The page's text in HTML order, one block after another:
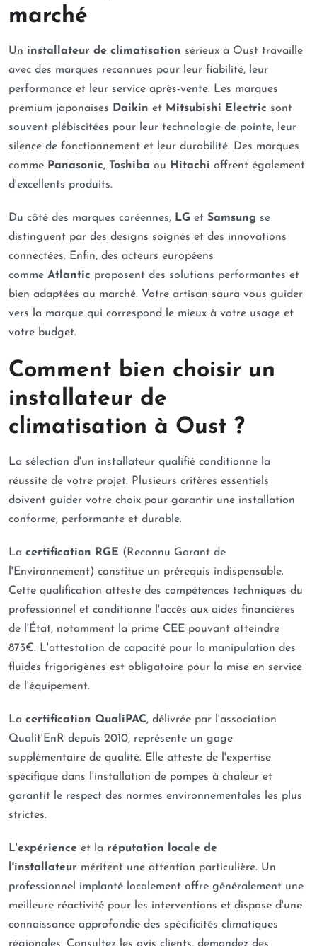
marché
Un installateur de climatisation sérieux à Oust travaille
avec des marques reconnues pour leur fiabilité, leur
performance et leur service après-vente. Les marques
premium japonaises Daikin et Mitsubishi Electric sont
souvent plébiscitées pour leur technologie de pointe, leur
silence de fonctionnement et leur durabilité. Des marques
comme Panasonic, Toshiba ou Hitachi offrent également
d'excellents produits.
Du côté des marques coréennes, LG et Samsung se
distinguent par des designs soignés et des innovations
connectées. Enfin, des acteurs européens
comme Atlantic proposent des solutions performantes et
bien adaptées au marché. Votre artisan saura vous guider
vers la marque qui correspond le mieux à votre usage et
votre budget.
Comment bien choisir un
installateur de
climatisation à Oust ?
La sélection d'un installateur qualifié conditionne la
réussite de votre projet. Plusieurs critères essentiels
doivent guider votre choix pour garantir une installation
conforme, performante et durable.
La certification RGE (Reconnu Garant de
l'Environnement) constitue un prérequis indispensable.
Cette qualification atteste des compétences techniques du
professionnel et conditionne l'accès aux aides financières
de l'État, notamment la prime CEE pouvant atteindre
873€. L'attestation de capacité pour la manipulation des
fluides frigorigènes est obligatoire pour la mise en service
de l'équipement.
La certification QualiPAC, délivrée par l'association
Qualit'EnR depuis 2010, représente un gage
supplémentaire de qualité. Elle atteste de l'expertise
spécifique dans l'installation de pompes à chaleur et
garantit le respect des normes environnementales les plus
strictes.
L'expérience et la réputation locale de
l'installateur méritent une attention particulière. Un
professionnel implanté localement offre généralement une
meilleure réactivité pour les interventions et dispose d'une
connaissance approfondie des spécificités climatiques